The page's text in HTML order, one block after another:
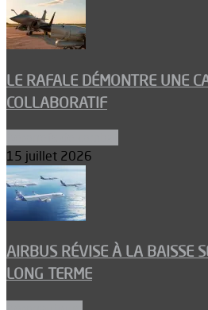
LE RAFALE DÉMONTRE UNE
COLLABORATIF
15 juillet 2026
AIRBUS RÉVISE À LA BAISSE
LONG TERME